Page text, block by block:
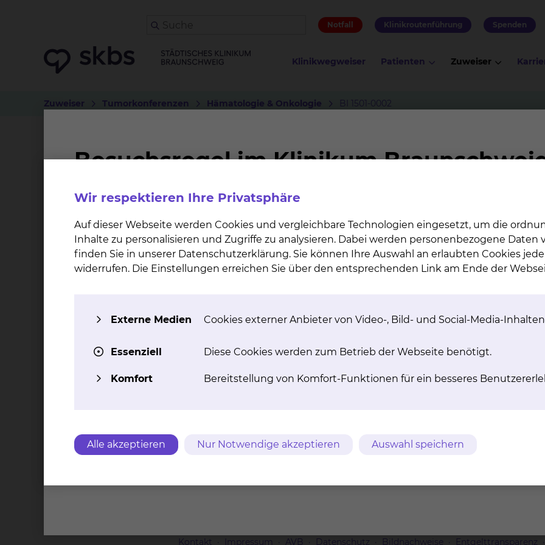
Notfall Klinikroutenführung Spenden
Klinikwegweiser Patienten Zuweiser
Zuweiser Tumorkonferenzen Hämatologie & Onkologie BI 1501-0002
BI 1501-0002
Worum geht es bei der Studie?
A Phase Ib open label randomised clinical trial to evaluate safety and efficacy of BI 770371 in
pembrolizumab with or without cetuximab compared with pembrolizumab monotherapy for the
treatment of patients with metastatic or recurrent Head and Neck Squamous Cell Carcinoma (HNSCC)
Rekrutierung beendet
Welche Studienform wurde gewählt?
Multi-Center-Studie
Phase I Studie
Was sind die wichtigsten Merkmale der Studie?
Kontakt Impressum AVB Datenschutz Bildnachweise Entgelttransparenz
Wir respektieren Ihre Privatsphäre
Auf dieser Webseite werden Cookies und vergleichbare Technologien eingesetzt, um die
Inhalte zu personalisieren und Zugriffe zu analysieren. Dabei werden personenbezogene Daten
finden Sie in unserer Datenschutzerklärung. Sie können Ihre Auswahl an erlaubten Cookies
widerrufen. Die Einstellungen erreichen Sie über den entsprechenden Link am Ende der
Externe Medien Cookies externer Anbieter von Video-, Bild- und Social-Media-
Essenziell Diese Cookies werden zum Betrieb der Webseite benötigt.
Komfort Bereitstellung von Komfort-Funktionen für ein besseres
Alle akzeptieren Nur Notwendige akzeptieren Auswahl speichern